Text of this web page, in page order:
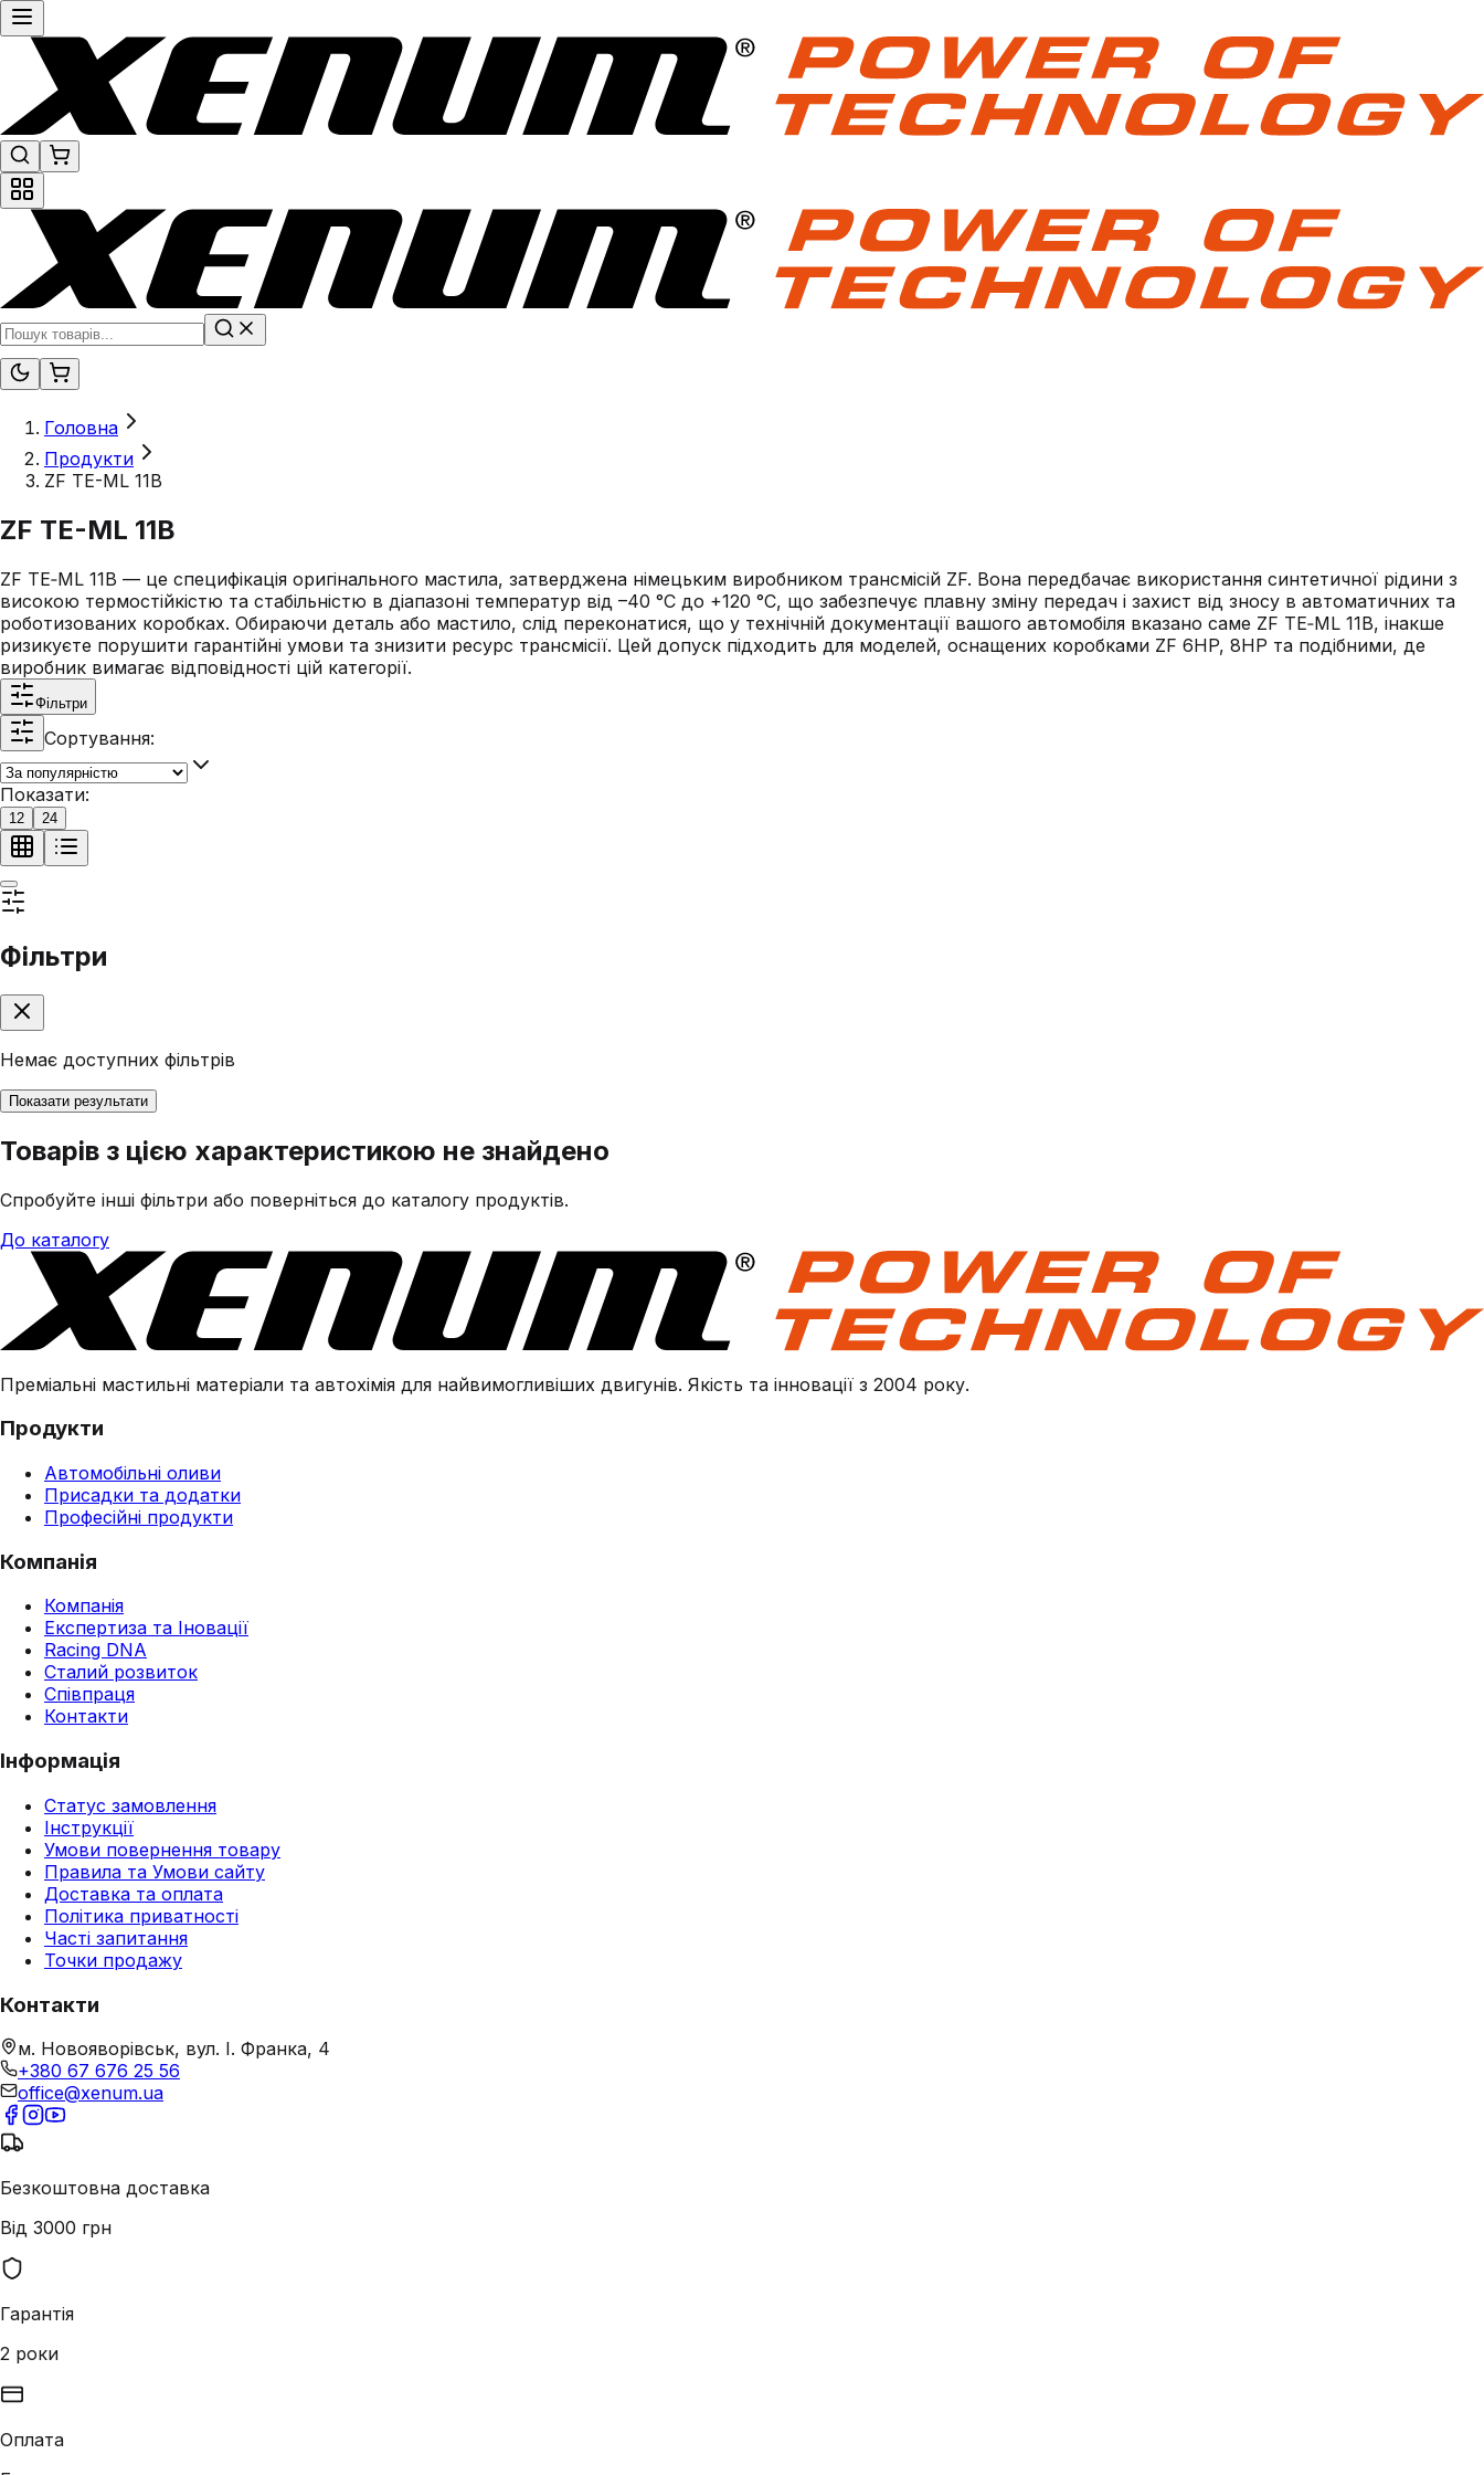
Головна
Продукти
ZF TE-ML 11B
ZF TE-ML 11B
ZF TE‑ML 11B — це специфікація оригінального мастила, затверджена німецьким виробником трансмісій ZF. Вона передбачає використання синтетичної рідини з
високою термостійкістю та стабільністю в діапазоні температур від –40 °C до +120 °C, що забезпечує плавну зміну передач і захист від зносу в автоматичних та
роботизованих коробках. Обираючи деталь або мастило, слід переконатися, що у технічній документації вашого автомобіля вказано саме ZF TE‑ML 11B, інакше
ризикуєте порушити гарантійні умови та знизити ресурс трансмісії. Цей допуск підходить для моделей, оснащених коробками ZF 6HP, 8HP та подібними, де
виробник вимагає відповідності цій категорії.
Фільтри
Сортування:
Показати:
12 24
Фільтри
Немає доступних фільтрів
Показати результати
Товарів з цією характеристикою не знайдено
Спробуйте інші фільтри або поверніться до каталогу продуктів.
До каталогу
Преміальні мастильні матеріали та автохімія для найвимогливіших двигунів. Якість та інновації з 2004 року.
Продукти
Автомобільні оливи
Присадки та додатки
Професійні продукти
Компанія
Компанія
Експертиза та Іновації
Racing DNA
Сталий розвиток
Співпраця
Контакти
Інформація
Статус замовлення
Інструкції
Умови повернення товару
Правила та Умови сайту
Доставка та оплата
Політика приватності
Часті запитання
Точки продажу
Контакти
м. Новояворівськ, вул. І. Франка, 4
+380 67 676 25 56
office@xenum.ua
Безкоштовна доставка
Від 3000 грн
Гарантія
2 роки
Оплата